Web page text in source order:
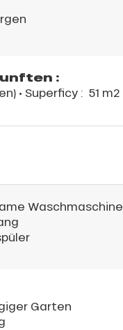
:
• Superficy : 51 m2
Waschmaschine
Garten